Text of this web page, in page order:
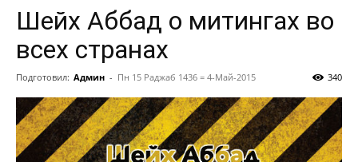
Шейх Аббад о митингах во
всех странах
Подготовил: Админ - Пн 15 Раджаб 1436 = 4-Май-2015 340